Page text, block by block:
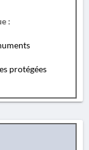
:
protégées